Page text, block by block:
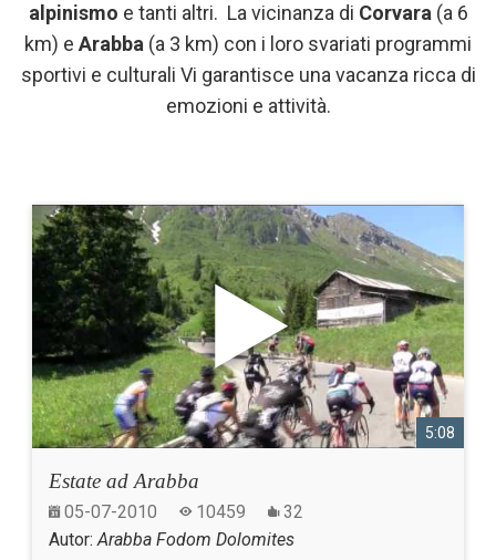
Prezzi
Richiesta
alpinismo e tanti altri. La vicinanza di Corvara (a 6
km) e Arabba (a 3 km) con i loro svariati programmi
sportivi e culturali Vi garantisce una vacanza ricca di
emozioni e attività.
5:08
Estate ad Arabba
05-07-2010 10459
32
Autor:Arabba Fodom Dolomites